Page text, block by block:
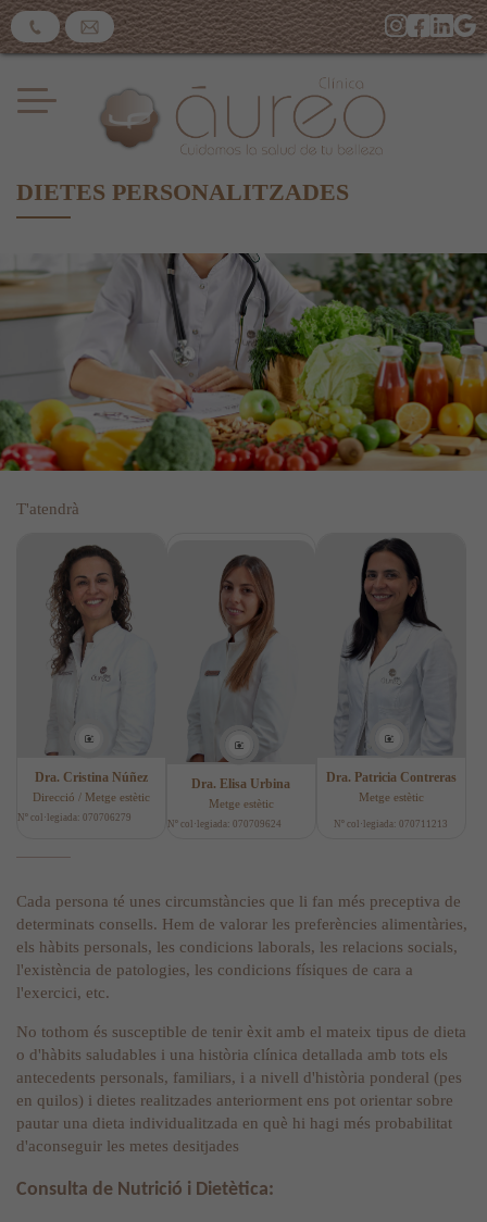
DIETES PERSONALITZADES
T'atendrà
Dra. Cristina Núñez
Direcció / Metge estètic
Nº col·legiada: 070706279
Dra. Elisa Urbina
Metge estètic
Nº col·legiada: 070709624
Dra. Patricia Contreras
Metge estètic
Nº col·legiada: 070711213
Cada persona té unes circumstàncies que li fan més preceptiva de
determinats consells. Hem de valorar les preferències alimentàries,
els hàbits personals, les condicions laborals, les relacions socials,
l'existència de patologies, les condicions físiques de cara a
l'exercici, etc.
No tothom és susceptible de tenir èxit amb el mateix tipus de dieta
o d'hàbits saludables i una història clínica detallada amb tots els
antecedents personals, familiars, i a nivell d'història ponderal (pes
en quilos) i dietes realitzades anteriorment ens pot orientar sobre
pautar una dieta individualitzada en què hi hagi més probabilitat
d'aconseguir les metes desitjades
Consulta de Nutrició i Dietètica: